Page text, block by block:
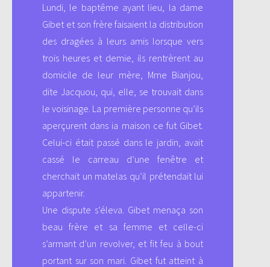
Lundi, le baptême ayant lieu, la dame
Gibet et son frère faisaient la distribution
des dragées à leurs amis lorsque vers
trois heures et demie, ils rentrèrent au
domicile de leur mère, Mme Bianjou,
dite Jacquou, qui, elle, se trouvait dans
le voisinage. La première personne qu’ils
aperçurent dans ia maison ce fut Gibet.
Celui-ci était passé dans le jardin, avait
cassé le carreau d’une fenêtre et
cherchait un matelas qu’il prétendait lui
appartenir.
Une dispute s’éleva. Gibet menaça son
beau frère et sa femme et celle-ci
s’armant d’un revolver, et fit feu à bout
portant sur son mari. Gibet fut atteint à